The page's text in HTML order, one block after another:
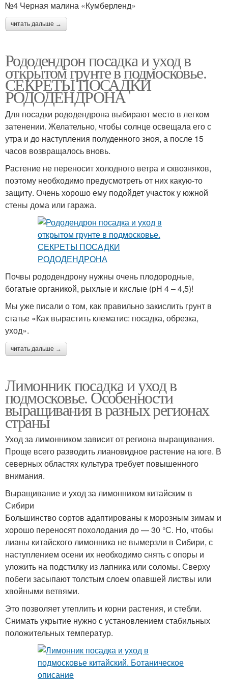
№4 Черная малина «Кумберленд»
читать дальше →
Рододендрон посадка и уход в
открытом грунте в подмосковье.
СЕКРЕТЫ ПОСАДКИ
РОДОДЕНДРОНА
Для посадки рододендрона выбирают место в легком
затенении. Желательно, чтобы солнце освещала его с
утра и до наступления полуденного зноя, а после 15
часов возвращалось вновь.
Растение не переносит холодного ветра и сквозняков,
поэтому необходимо предусмотреть от них какую-то
защиту. Очень хорошо ему подойдет участок у южной
стены дома или гаража.
Почвы рододендрону нужны очень плодородные,
богатые органикой, рыхлые и кислые (рН 4 – 4,5)!
Мы уже писали о том, как правильно закислить грунт в
статье «Как вырастить клематис: посадка, обрезка,
уход».
читать дальше →
Лимонник посадка и уход в
подмосковье. Особенности
выращивания в разных регионах
страны
Уход за лимонником зависит от региона выращивания.
Проще всего разводить лиановидное растение на юге. В
северных областях культура требует повышенного
внимания.
Выращивание и уход за лимонником китайским в
Сибири
Большинство сортов адаптированы к морозным зимам и
хорошо переносят похолодания до — 30 °С. Но, чтобы
лианы китайского лимонника не вымерзли в Сибири, с
наступлением осени их необходимо снять с опоры и
уложить на подстилку из лапника или соломы. Сверху
побеги засыпают толстым слоем опавшей листвы или
хвойными ветвями.
Это позволяет утеплить и корни растения, и стебли.
Снимать укрытие нужно с установлением стабильных
положительных температур.